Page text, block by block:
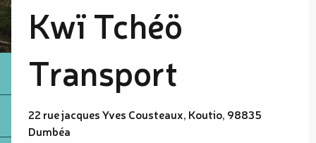
Kwï Tchéö
Transport
22 rue jacques Yves Cousteaux, Koutio, 98835
Dumbéa